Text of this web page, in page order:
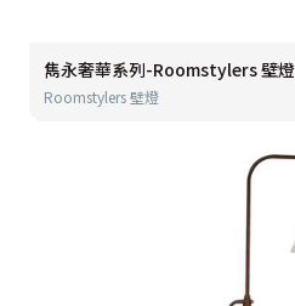
雋永奢華系列-Roomstylers 壁燈
Roomstylers 壁燈